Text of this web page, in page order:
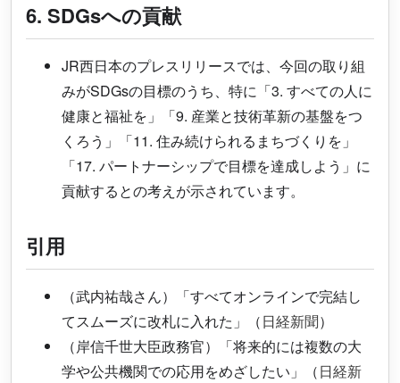
6. SDGsへの貢献
JR西日本のプレスリリースでは、今回の取り組
みがSDGsの目標のうち、特に「3. すべての人に
健康と福祉を」「9. 産業と技術革新の基盤をつ
くろう」「11. 住み続けられるまちづくりを」
「17. パートナーシップで目標を達成しよう」に
貢献するとの考えが示されています。
引用
（武内祐哉さん）「すべてオンラインで完結し
てスムーズに改札に入れた」（日経新聞）
（岸信千世大臣政務官）「将来的には複数の大
学や公共機関での応用をめざしたい」（日経新